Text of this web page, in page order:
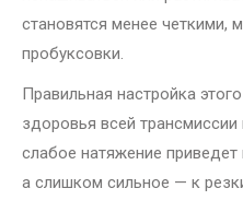
становятся менее четкими,
пробуксовки.
Правильная настройка
здоровья всей
слабое натяжение
а слишком сильное — к